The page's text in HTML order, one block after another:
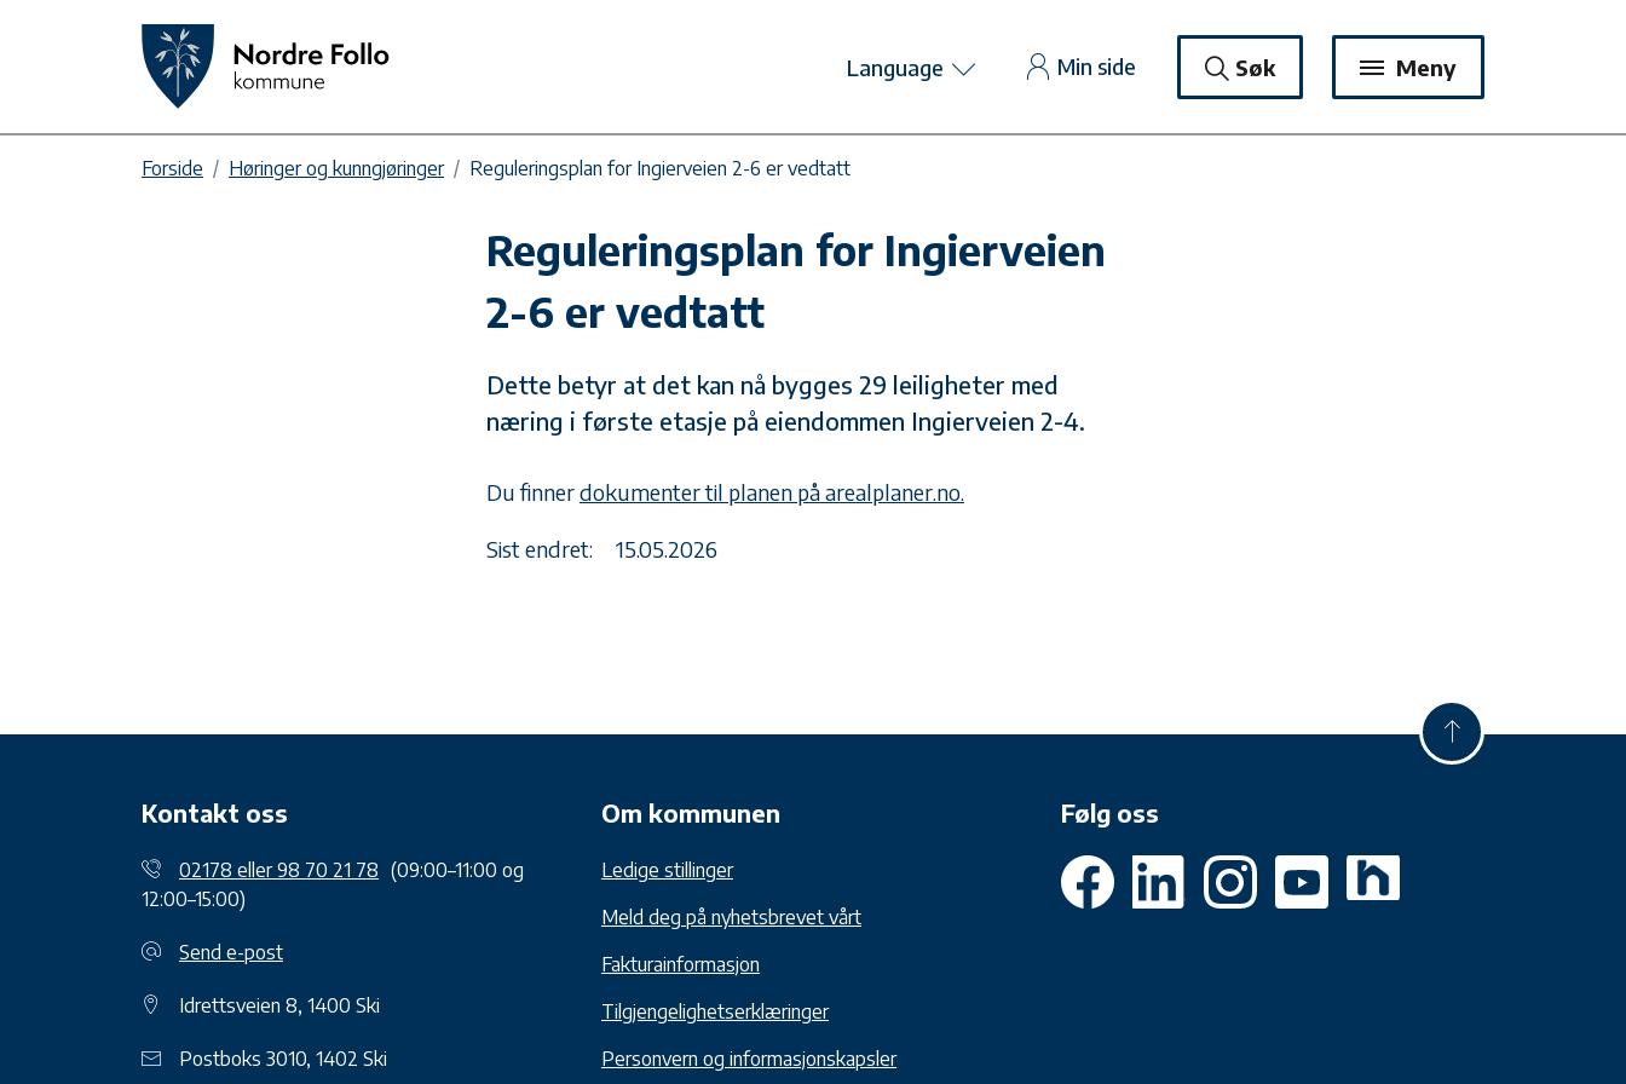
Language Min side Søk Meny
Forside Høringer og kunngjøringer Reguleringsplan for Ingierveien 2-6 er vedtatt
Reguleringsplan for Ingierveien
2-6 er vedtatt
Dette betyr at det kan nå bygges 29 leiligheter med
næring i første etasje på eiendommen Ingierveien 2-4.
Du finnerdokumenter til planen på arealplaner.no.
Sist endret: 15.05.2026
Kontakt oss
02178 eller 98 70 21 78 (09:00–11:00 og
12:00–15:00)
Send e-post
Idrettsveien 8, 1400 Ski
Postboks 3010, 1402 Ski
Om kommunen
Ledige stillinger
Meld deg på nyhetsbrevet vårt
Fakturainformasjon
Tilgjengelighetserklæringer
Personvern og informasjonskapsler
Følg oss